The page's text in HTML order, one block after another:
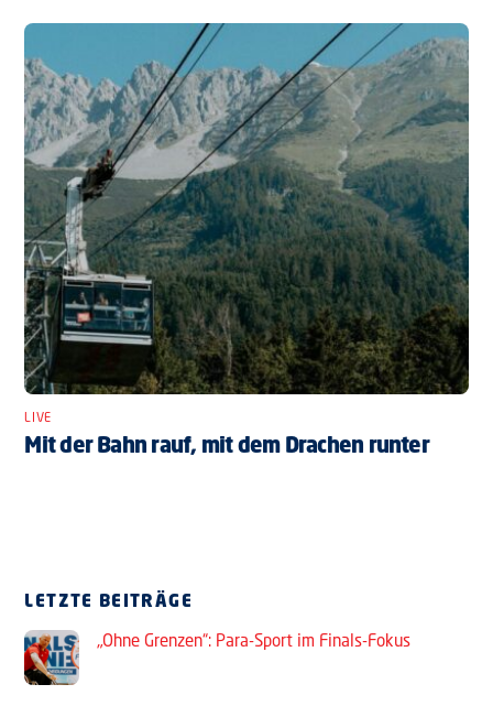
LIVE
Mit der Bahn rauf, mit dem Drachen runter
LETZTE BEITRÄGE
„Ohne Grenzen“: Para-Sport im Finals-Fokus